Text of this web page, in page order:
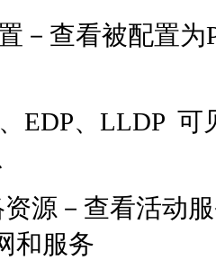
－查看被配置为
EDP、LLDP
源－查看活动
和服务